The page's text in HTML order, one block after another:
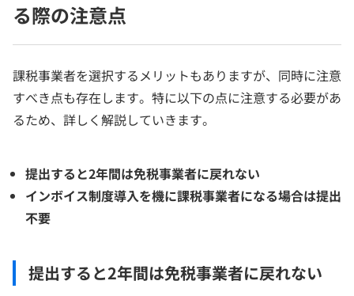
る際の注意点
課税事業者を選択するメリットもありますが、同時に注意
すべき点も存在します。特に以下の点に注意する必要があ
るため、詳しく解説していきます。
提出すると2年間は免税事業者に戻れない
インボイス制度導入を機に課税事業者になる場合は提出
不要
提出すると2年間は免税事業者に戻れない